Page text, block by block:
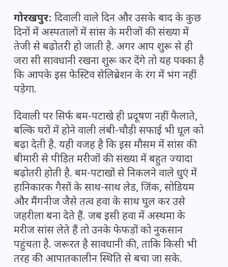
गोरखपुर: दिवाली वाले दिन और उसके बाद के कुछ
दिनों में अस्पतालों में सांस के मरीजों की संख्या में
तेजी से बढ़ोतरी हो जाती है. अगर आप शुरू से ही
जरा सी सावधानी रखना शुरू कर देंगे तो यह पक्का है
कि आपके इस फेस्टिव सेलिब्रेशन के रंग में भंग नहीं
पड़ेगा.
दिवाली पर सिर्फ बम-पटाखे ही प्रदूषण नहीं फैलाते,
बल्कि घरों में होने वाली लंबी-चौड़ी सफाई भी धूल को
बढ़ा देती है. यही वजह है कि इस मौसम में सांस की
बीमारी से पीड़ित मरीजों की संख्या में बहुत ज्यादा
बढ़ोतरी होती है. बम-पटाखों से निकलने वाले धुएं में
हानिकारक गैसों के साथ-साथ लेड, जिंक, सोडियम
और मैंगनीज जैसे तत्व हवा के साथ घुल कर उसे
जहरीला बना देते हैं. जब इसी हवा में अस्थमा के
मरीज सांस लेते हैं तो उनके फेफड़ों को नुकसान
पहुंचता है. जरूरत है सावधानी की, ताकि किसी भी
तरह की आपातकालीन स्थिति से बचा जा सके.